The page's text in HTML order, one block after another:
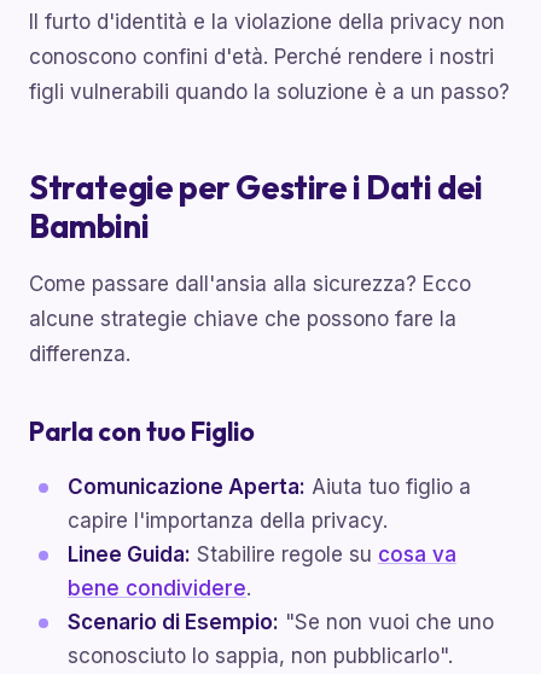
Il furto d'identità e la violazione della privacy non
conoscono confini d'età. Perché rendere i nostri
figli vulnerabili quando la soluzione è a un passo?
Strategie per Gestire i Dati dei
Bambini
Come passare dall'ansia alla sicurezza? Ecco
alcune strategie chiave che possono fare la
differenza.
Parla con tuo Figlio
Comunicazione Aperta: Aiuta tuo figlio a
capire l'importanza della privacy.
Linee Guida: Stabilire regole su cosa va
bene condividere.
Scenario di Esempio: "Se non vuoi che uno
sconosciuto lo sappia, non pubblicarlo".